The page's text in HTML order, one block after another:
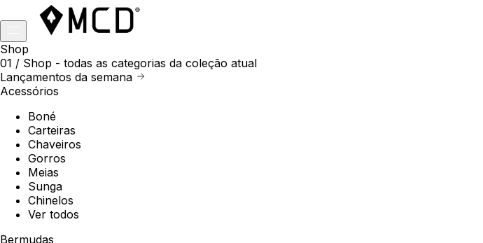
Shop
01 / Shop - todas as categorias da coleção atual
Lançamentos da semana
Acessórios
Boné
Carteiras
Chaveiros
Gorros
Meias
Sunga
Chinelos
Ver todos
Bermudas